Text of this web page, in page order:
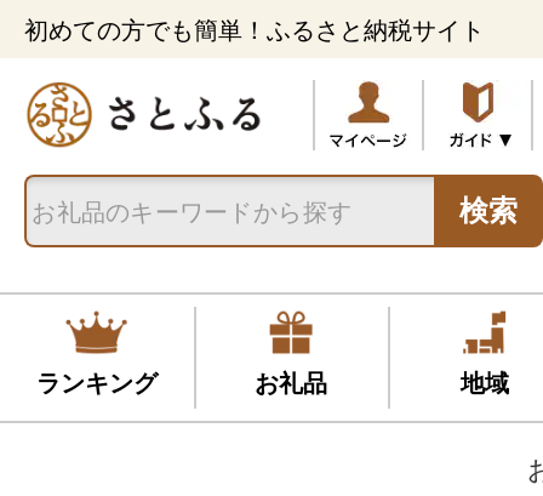
初めての方でも簡単！ふるさと納税サイト
検索
ランキング お礼品 地域